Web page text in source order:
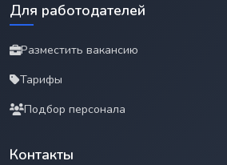
Для работодателей
Разместить вакансию
Тарифы
Подбор персонала
Контакты